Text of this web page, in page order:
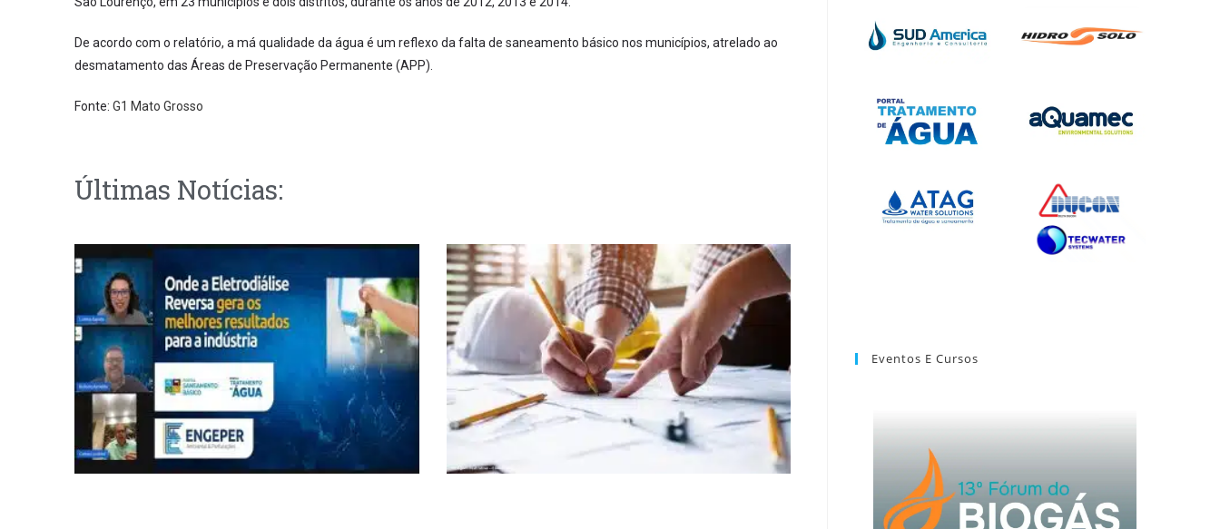
De acordo com o relatório, a má qualidade da água é um reflexo da falta de saneamento básico nos municípios, atrelado ao
desmatamento das Áreas de Preservação Permanente (APP).
Fonte: G1 Mato Grosso
Últimas Notícias:
Eventos E Cursos